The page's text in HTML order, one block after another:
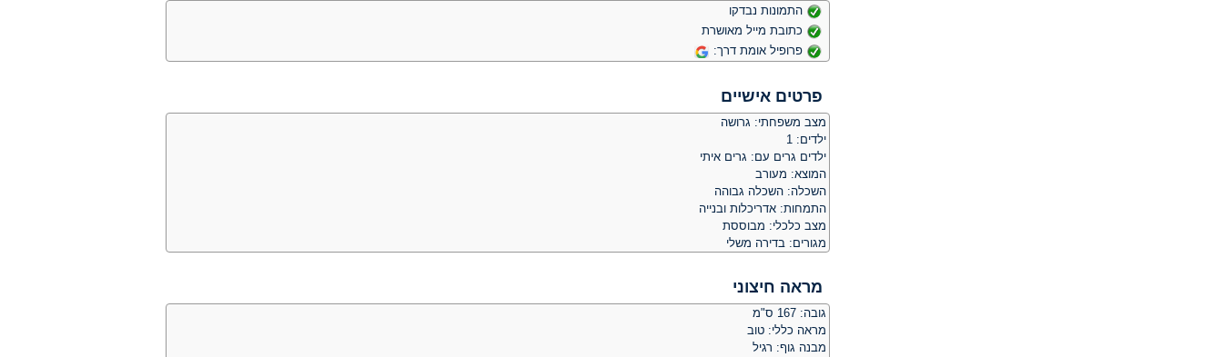
התמונות נבדקו
כתובת מייל מאושרת
פרופיל אומת דרך:
פרטים אישיים
מצב משפחתי: גרושה
ילדים: 1
ילדים גרים עם: גרים איתי
המוצא: מעורב
השכלה: השכלה גבוהה
התמחות: אדריכלות ובנייה
מצב כלכלי: מבוססת
מגורים: בדירה משלי
מראה חיצוני
גובה: 167 ס"מ
מראה כללי: טוב
מבנה גוף: רגיל